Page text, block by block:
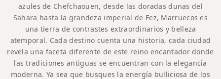
azules de Chefchaouen, desde las doradas dunas del
Sahara hasta la grandeza imperial de Fez, Marruecos es
una tierra de contrastes extraordinarios y belleza
atemporal. Cada destino cuenta una historia, cada ciudad
revela una faceta diferente de este reino encantador donde
las tradiciones antiguas se encuentran con la elegancia
moderna. Ya sea que busques la energía bulliciosa de los